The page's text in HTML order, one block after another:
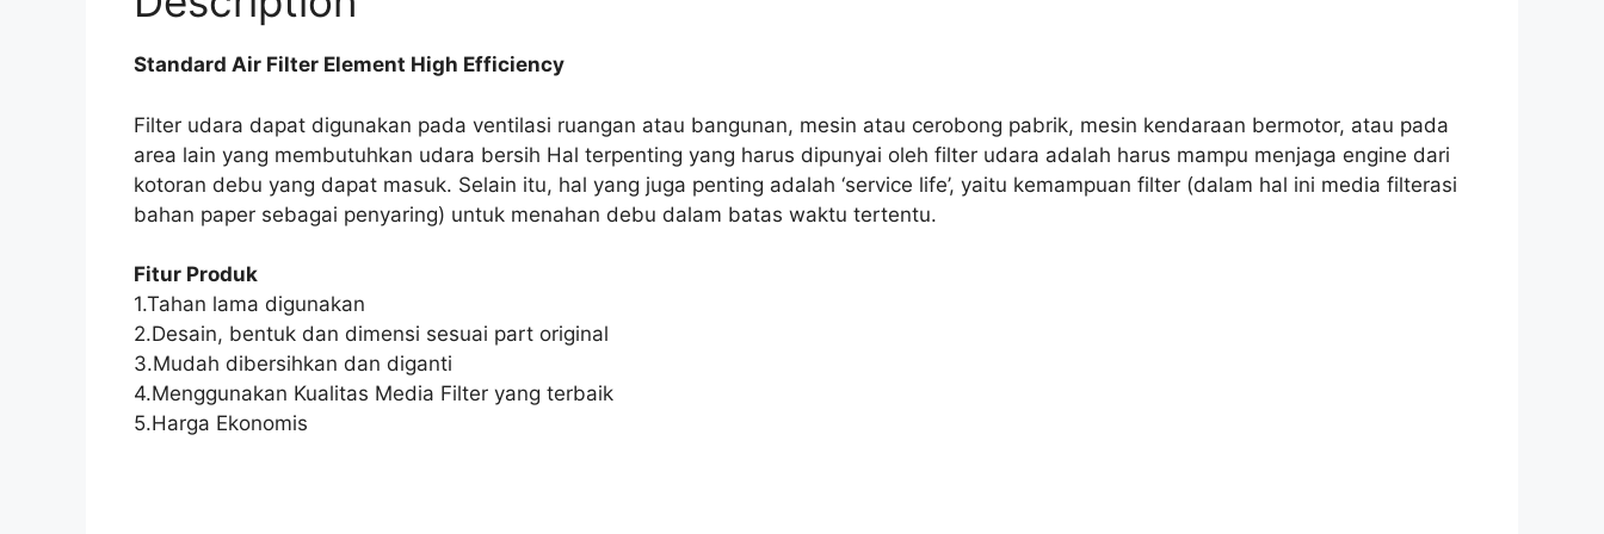
Standard Air Filter Element High Efficiency
Filter udara dapat digunakan pada ventilasi ruangan atau bangunan, mesin atau cerobong pabrik, mesin kendaraan bermotor, atau pada
area lain yang membutuhkan udara bersih Hal terpenting yang harus dipunyai oleh filter udara adalah harus mampu menjaga engine dari
kotoran debu yang dapat masuk. Selain itu, hal yang juga penting adalah ‘service life’, yaitu kemampuan filter (dalam hal ini media filterasi
bahan paper sebagai penyaring) untuk menahan debu dalam batas waktu tertentu.
Fitur Produk
1.Tahan lama digunakan
2.Desain, bentuk dan dimensi sesuai part original
3.Mudah dibersihkan dan diganti
4.Menggunakan Kualitas Media Filter yang terbaik
5.Harga Ekonomis